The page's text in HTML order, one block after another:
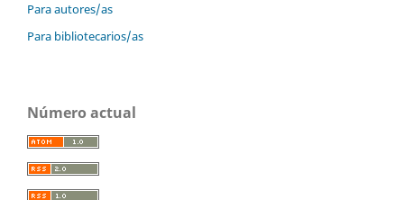
Para autores/as
Para bibliotecarios/as
Número actual